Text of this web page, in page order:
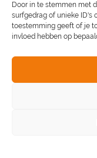
Door in te stemmen met
surfgedrag of unieke ID's
toestemming geeft of je
invloed hebben op
Snel navigeren